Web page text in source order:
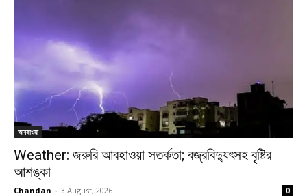
আবহাওয়া
Weather: জরুরি আবহাওয়া সতর্কতা; বজ্রবিদ্যুৎসহ বৃষ্টির
আশঙ্কা
Chandan - 3 August, 2026 0